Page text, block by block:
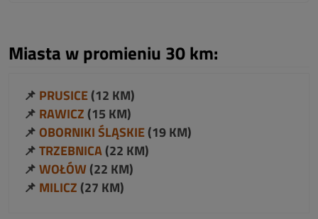
Miasta w promieniu 30 km:
📌 PRUSICE(12 KM)
📌 RAWICZ(15 KM)
📌 OBORNIKI ŚLĄSKIE(19 KM)
📌TRZEBNICA(22 KM)
📌WOŁÓW(22 KM)
📌 MILICZ(27 KM)